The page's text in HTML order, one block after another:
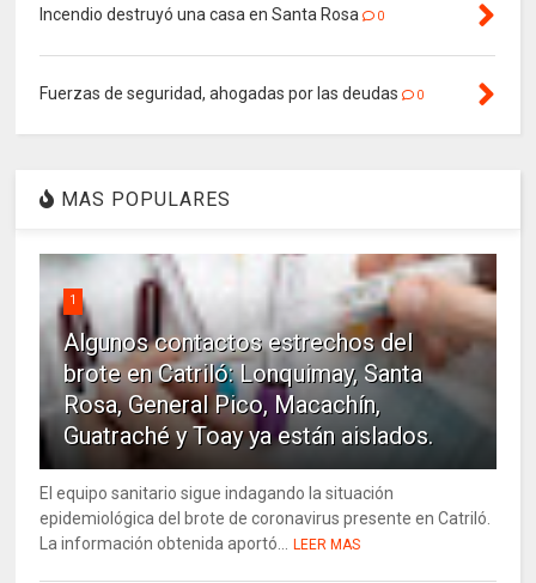
Incendio destruyó una casa en Santa Rosa 0
Fuerzas de seguridad, ahogadas por las deudas 0
MAS POPULARES
1
Algunos contactos estrechos del
brote en Catriló: Lonquimay, Santa
Rosa, General Pico, Macachín,
Guatraché y Toay ya están aislados.
El equipo sanitario sigue indagando la situación
epidemiológica del brote de coronavirus presente en Catriló.
La información obtenida aportó... LEER MAS